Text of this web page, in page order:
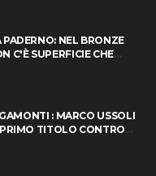
NEL BRONZE
C'È SUPERFICIE CHE
: MARCO USSOLI
TITOLO CONTRO